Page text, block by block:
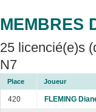
MEMBRES
25 licencié(e)s
N7
Place Joueur
420 FLEMING